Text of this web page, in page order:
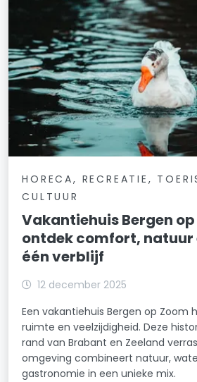
HORECA, RECREATIE,
CULTUUR
Vakantiehuis Bergen
ontdek comfort, natuur
één verblijf
12 december 2025
Een vakantiehuis Bergen op Zoom
ruimte en veelzijdigheid. Deze
rand van Brabant en Zeeland
omgeving combineert natuur,
gastronomie in een unieke mix.